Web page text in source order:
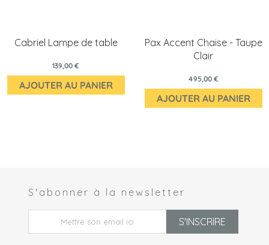
Cabriel Lampe de table
139,00 €
AJOUTER AU PANIER
Pax Accent Chaise - Taupe
Clair
495,00 €
AJOUTER AU PANIER
S'abonner à la newsletter
S'INSCRIRE